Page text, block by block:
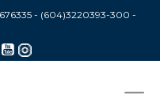
- (604)3220393-300 -